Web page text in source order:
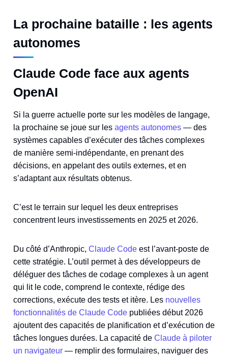
La prochaine bataille : les agents
autonomes
Claude Code face aux agents
OpenAI
Si la guerre actuelle porte sur les modèles de langage,
la prochaine se joue sur les agents autonomes — des
systèmes capables d’exécuter des tâches complexes
de manière semi-indépendante, en prenant des
décisions, en appelant des outils externes, et en
s’adaptant aux résultats obtenus.
C’est le terrain sur lequel les deux entreprises
concentrent leurs investissements en 2025 et 2026.
Du côté d’Anthropic, Claude Code est l’avant-poste de
cette stratégie. L’outil permet à des développeurs de
déléguer des tâches de codage complexes à un agent
qui lit le code, comprend le contexte, rédige des
corrections, exécute des tests et itère. Les nouvelles
fonctionnalités de Claude Code publiées début 2026
ajoutent des capacités de planification et d’exécution de
tâches longues durées. La capacité de Claude à piloter
un navigateur — remplir des formulaires, naviguer des